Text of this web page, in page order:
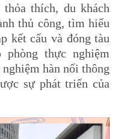
thích, du khách
thủ công, tìm hiểu
kết cấu và đóng tàu
thực nghiệm
hàn nối thông
sự phát triển của